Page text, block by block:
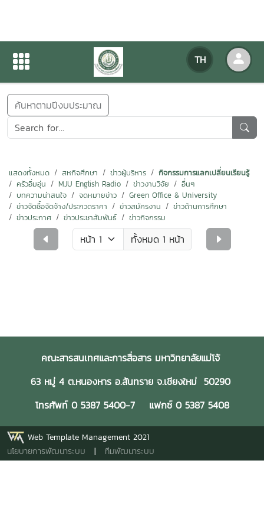
TH
ข่าวสารกิจกรรม
ข่าวสารกิจกรรม
ค้นหาตามปีงบประมาณ
แสดงทั้งหมด สหกิจศึกษา ข่าวผู้บริหาร
กิจกรรมการแลกเปลี่ยนเรียนรู้
ครัวอิ่มอุ่น
MJU English Radio ข่าวงานวิจัย
อื่นๆ
บทความน่าสนใจ
จดหมายข่าว
Green Office & University
ข่าวจัดซื้อจัดจ้าง/ประกวดราคา
ข่าวสมัครงาน
ข่าวด้านการศึกษา
ข่าวประกาศ
ข่าวประชาสัมพันธ์ ข่าวกิจกรรม
ทั้งหมด 1 หน้า
คณะสารสนเทศและการสื่อสาร มหาวิทยาลัยแม่โจ้
63 หมู่ 4 ต.หนองหาร อ.สันทราย จ.เชียงใหม่ 50290
โทรศัพท์ 0 5387 5400-7 แฟกซ์ 0 5387 5408
Web Template Management 2021
นโยบายการพัฒนาระบบ | ทีมพัฒนาระบบ